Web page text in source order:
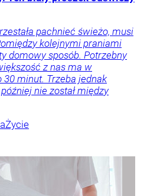
pachnieć świeżo, musi
kolejnymi praniami
domowy sposób. Potrzebny
z nas ma w
30 minut. Trzeba jednak
nie został między
Życie